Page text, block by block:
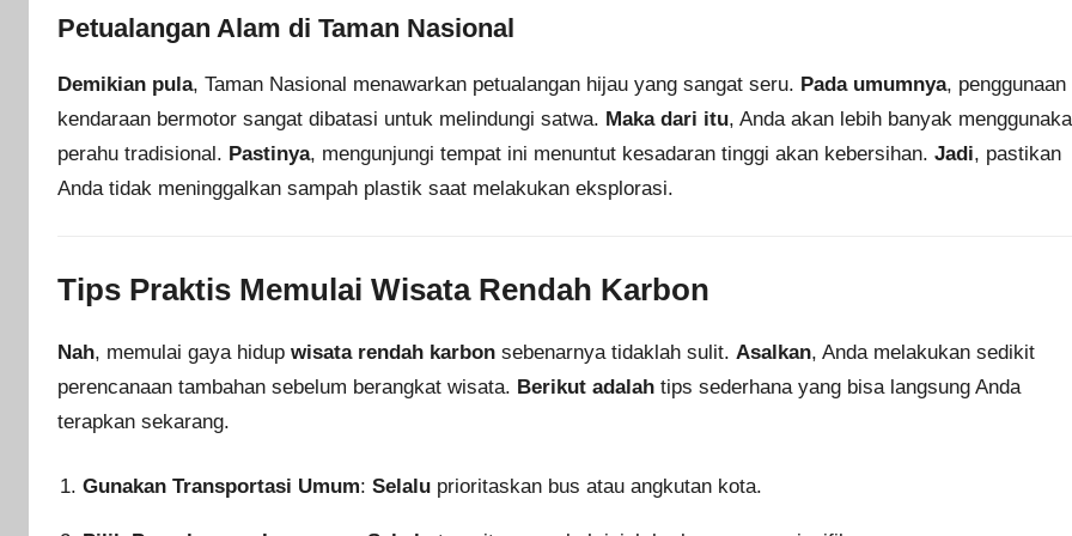
Petualangan Alam di Taman Nasional
Demikian pula, Taman Nasional menawarkan petualangan hijau yang sangat seru. Pada umumnya, penggunaan
kendaraan bermotor sangat dibatasi untuk melindungi satwa. Maka dari itu, Anda akan lebih banyak
perahu tradisional. Pastinya, mengunjungi tempat ini menuntut kesadaran tinggi akan kebersihan. Jadi, pastikan
Anda tidak meninggalkan sampah plastik saat melakukan eksplorasi.
Tips Praktis Memulai Wisata Rendah Karbon
Nah, memulai gaya hidup wisata rendah karbon sebenarnya tidaklah sulit. Asalkan, Anda melakukan sedikit
perencanaan tambahan sebelum berangkat wisata. Berikut adalah tips sederhana yang bisa langsung Anda
terapkan sekarang.
Gunakan Transportasi Umum:Selalu prioritaskan bus atau angkutan kota.